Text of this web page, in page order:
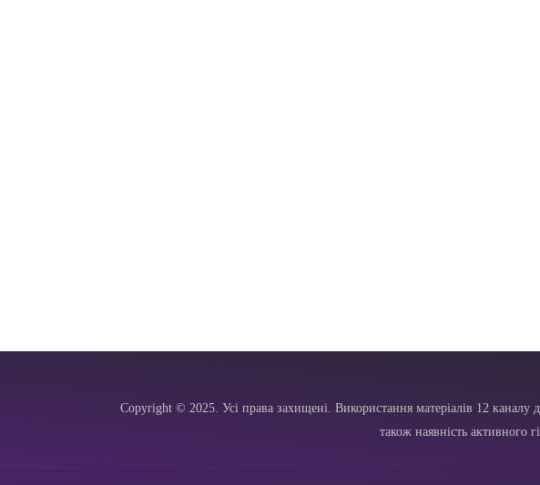
Copyright © 2025. Усі права захищені. Використання матеріалів 12 каналу
також наявність активного